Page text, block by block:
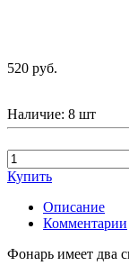
520 руб.
Наличие: 8 шт
Купить
Описание
Комментарии
Фонарь имеет два